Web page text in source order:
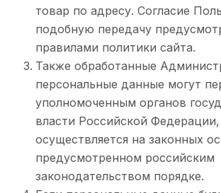
товар по адресу. Согласие
подобную передачу
правилами политики сайта.
Также обработанные
персональные данные могут
уполномоченным органов
власти Российской Федерации,
осуществляется на законных
предусмотренном российским
законодательством порядке.